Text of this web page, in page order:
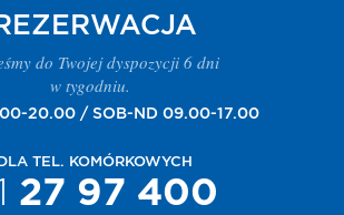
do Twojej dyspozycji 6 dni
w tygodniu.
20.00 / SOB-ND 09.00-17.00
DLA TEL. KOMÓRKOWYCH
27 97 400